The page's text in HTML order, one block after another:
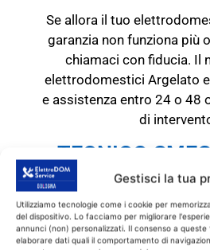
Gestisci la tua
Utilizziamo tecnologie come i cookie per
del dispositivo. Lo facciamo per migliorare
annunci (non) personalizzati. Il consenso a
elaborare dati quali il comportamento di
Se allora il tuo
garanzia non funziona più
chiamaci con fiducia. Il
elettrodomestici Argelato
e assistenza entro 24 o 48
di
TECNICO
RICAMBI CON
1
Il tecnico SMEG Argelato